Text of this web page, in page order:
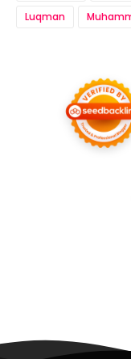
Luqman